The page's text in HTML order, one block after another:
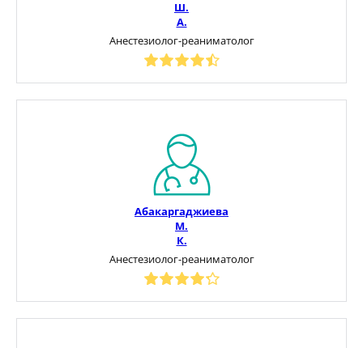
Ш.
А.
Анестезиолог-реаниматолог
Абакаргаджиева
М.
К.
Анестезиолог-реаниматолог